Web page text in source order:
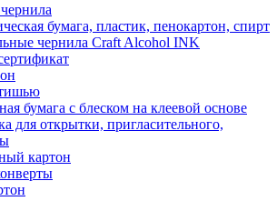
бумага, пластик, пенокартон, спирт
чернила Craft Alcohol INK
бумага с блеском на клеевой основе
для открытки, пригласительного,
картон